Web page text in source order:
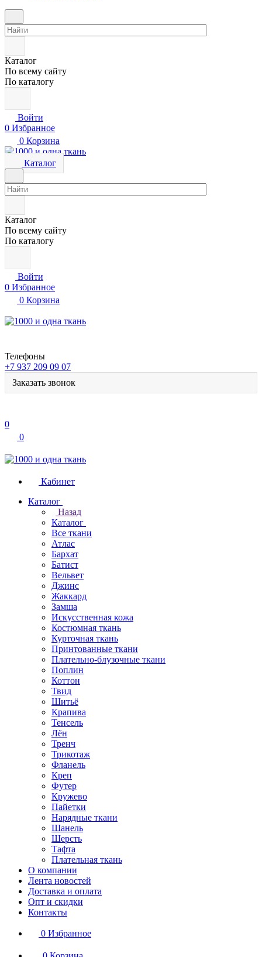
Каталог
По всему сайту
По каталогу
Войти
0 Избранное
0 Корзина
Каталог
Каталог
По всему сайту
По каталогу
Войти
0 Избранное
0 Корзина
Телефоны
+7 937 209 09 07
Заказать звонок
0
0
Кабинет
Каталог
Назад
Каталог
Все ткани
Атлас
Бархат
Батист
Вельвет
Джинс
Жаккард
Замша
Искусственная кожа
Костюмная ткань
Курточная ткань
Принтованные ткани
Плательно-блузочные ткани
Поплин
Коттон
Твид
Шитьё
Крапива
Тенсель
Лён
Тренч
Трикотаж
Фланель
Креп
Футер
Кружево
Пайетки
Нарядные ткани
Шанель
Шерсть
Тафта
Плательная ткань
О компании
Лента новостей
Доставка и оплата
Опт и скидки
Контакты
0 Избранное